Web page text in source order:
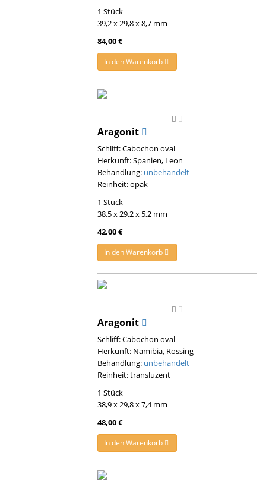
1 Stück
39,2 x 29,8 x 8,7 mm
84,00 €
In den Warenkorb
Aragonit
Schliff: Cabochon oval
Herkunft: Spanien, Leon
Behandlung: unbehandelt
Reinheit: opak
1 Stück
38,5 x 29,2 x 5,2 mm
42,00 €
In den Warenkorb
Aragonit
Schliff: Cabochon oval
Herkunft: Namibia, Rössing
Behandlung: unbehandelt
Reinheit: transluzent
1 Stück
38,9 x 29,8 x 7,4 mm
48,00 €
In den Warenkorb